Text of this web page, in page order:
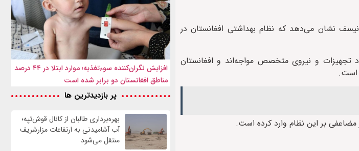
نشان می‌دهد که نظام بهداشتی افغانستان در
تجهیزات و نیروی متخصص مواجه‌اند و افغانستان
است.
بر این نظام وارد کرده است.
افزایش نگران‌کننده سوءتغذیه؛ موارد ابتلا در ۴۴ درصد
مناطق افغانستان دو برابر شده است
پر بازدیدترین ها
بهره‌برداری طالبان از کانال قوش‌تپه؛
آب آشامیدنی به ارتفاعات مزارشریف
منتقل می‌شود